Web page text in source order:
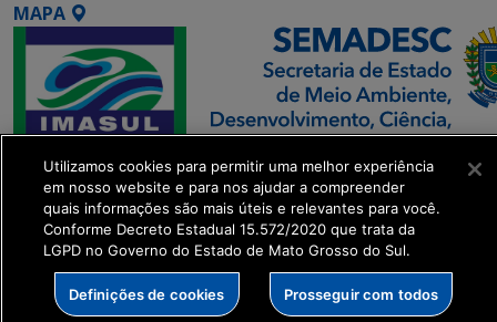
MAPA
SETDIG | Secretaria-
Executiva de
Transformação Digital
get_footer();
Utilizamos cookies para permitir uma melhor experiência
em nosso website e para nos ajudar a compreender
quais informações são mais úteis e relevantes para você.
Conforme Decreto Estadual 15.572/2020 que trata da
LGPD no Governo do Estado de Mato Grosso do Sul.
Definições de cookies Prosseguir com todos